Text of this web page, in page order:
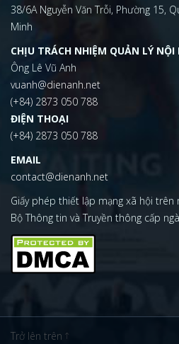
38/6A Nguyễn Văn Trỗi, Phường 15,
Minh
CHỊU TRÁCH NHIỆM QUẢN LÝ NỘI
Ông Lê Vũ Anh
vuanh@dienanh.net
(+84) 2873 050 788
ĐIỆN THOẠI
(+84) 2873 050 788
EMAIL
contact@dienanh.net
Giấy phép thiết lập mạng xã hội trên
Bộ Thông tin và Truyền thông cấp
Trở lên trên